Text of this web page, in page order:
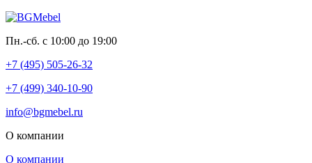
Пн.-сб. с 10:00 до 19:00
+7 (495) 505-26-32
+7 (499) 340-10-90
info@bgmebel.ru
О компании
О компании